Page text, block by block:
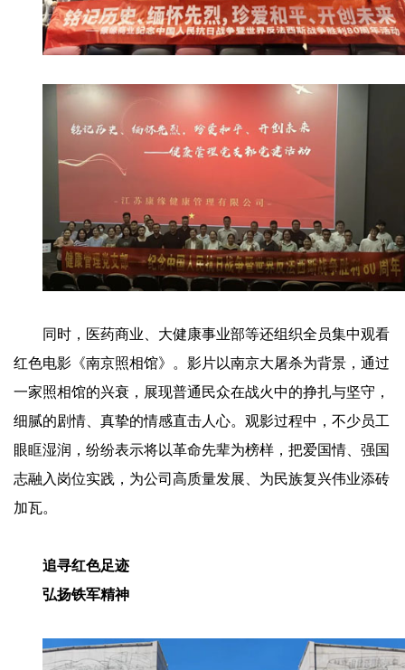
同时，医药商业、大健康事业部等还组织全员集中观看
红色电影《南京照相馆》。影片以南京大屠杀为背景，通过
一家照相馆的兴衰，展现普通民众在战火中的挣扎与坚守，
细腻的剧情、真挚的情感直击人心。观影过程中，不少员工
眼眶湿润，纷纷表示将以革命先辈为榜样，把爱国情、强国
志融入岗位实践，为公司高质量发展、为民族复兴伟业添砖
加瓦。
追寻红色足迹
弘扬铁军精神